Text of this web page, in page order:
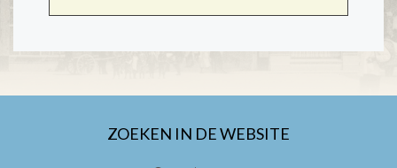
ZOEKEN IN DE WEBSITE